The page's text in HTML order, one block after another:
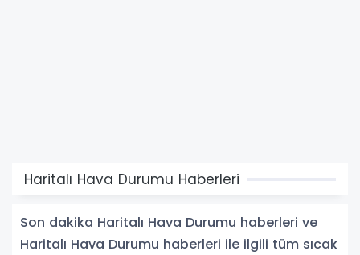
Haritalı Hava Durumu Haberleri
Son dakika Haritalı Hava Durumu haberleri ve
Haritalı Hava Durumu haberleri ile ilgili tüm sıcak